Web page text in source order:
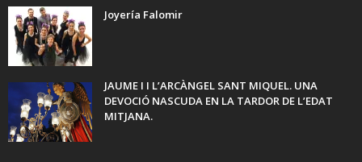
Joyería Falomir
JAUME I I L’ARCÀNGEL SANT MIQUEL. UNA
DEVOCIÓ NASCUDA EN LA TARDOR DE L’EDAT
MITJANA.